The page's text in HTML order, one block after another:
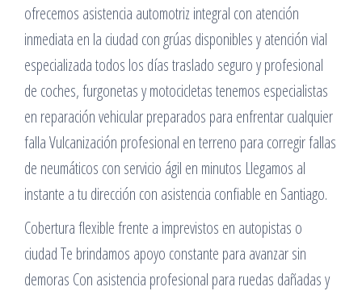
ofrecemos asistencia automotriz integral con atención
inmediata en la ciudad con grúas disponibles y atención vial
especializada todos los días traslado seguro y profesional
de coches, furgonetas y motocicletas tenemos especialistas
en reparación vehicular preparados para enfrentar cualquier
falla Vulcanización profesional en terreno para corregir fallas
de neumáticos con servicio ágil en minutos Llegamos al
instante a tu dirección con asistencia confiable en Santiago.
Cobertura flexible frente a imprevistos en autopistas o
ciudad Te brindamos apoyo constante para avanzar sin
demoras Con asistencia profesional para ruedas dañadas y